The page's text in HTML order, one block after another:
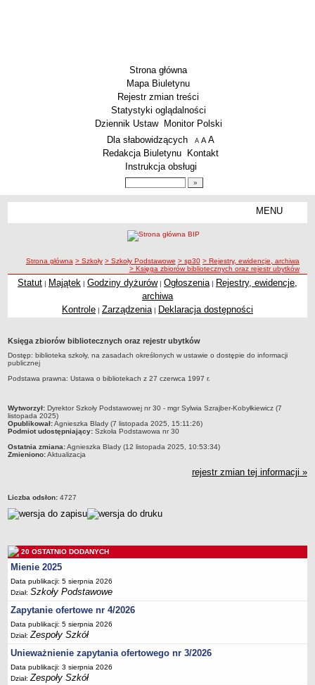
Strona główna
Mapa Biuletynu
Rejestr zmian treści
Statystyki oglądalności
Dziennik Ustaw
Monitor Polski
Menu dodatkowe
Dla słabowidzących A pomniejsz czcionkę
A standardowy rozmiar czcionki
A
Redakcja Biuletynu
Kontakt
Instrukcja obsługi
MENU
Licea
Zespoły Szkół
Techniczne Zakłady Naukowe
PRZEDSZKOLA
ARCHIWUM SZKÓŁ I PLACÓWEK
Zlikwidowane gimnazja
Przekształcone szkoły i placówki
SPECJALNE OŚRODKI SZKOLNO-WYCHOWAWCZE
Specjalny Ośrodek nr 1
Specjalny Ośrodek nr 5
Statut
Majątek
Ogłoszenie
Zarządzenia
Kontrole
Rejestry, ewidencje, archiwa
Sprawozdania
Deklaracja dostępności
PORADNIE PSYCHOLOGICZNO-PEDAGOGICZNE
Zespół Poradni
ścieżka nawigacji
Strona główna > Szkoły > Szkoły Podstawowe > sp30 > Rejestry, ewidencje, archiwa
> Księga zbiorów bibliotecznych oraz rejestr ubytków
Statut | Majątek | Godziny dyżurów| Ogłoszenia | Rejestry, ewidencje,
archiwa
Kontrole | Zarządzenia | Deklaracja dostępności
Księga zbiorów bibliotecznych oraz rejestr ubytków
Dostęp: biblioteka szkoły, na zasadach określonych w ustawie o dostępie do informacji
publicznej
Podstawa prawna: Ustawa o bibliotekach z 27 czerwca 1997 r.
metryczka
Wytworzył: Dyrektor Szkoły Podstawowej nr 30 - mgr Sylwia Szrajber-Kobyłkiewicz (7
listopada 2025)
Opublikował:Agnieszka Blady (7 listopada 2025, 15:11:26)
Podmiot udostępniający: Szkoła Podstawowa nr 30
Ostatnia zmiana:Agnieszka Blady (12 listopada 2025, 10:53:34)
Zmieniono:Aktualizacja
rejestr zmian tej informacji »
Liczba odsłon: 4727
20 OSTATNIO DODANYCH
Mienie 2025
Data publikacji: 5 sierpnia 2026
Dział:Szkoły Podstawowe
Zapytanie ofertowe nr 4/2026
Data publikacji: 5 sierpnia 2026
Dział:Zespoły Szkół
Unieważnienie zapytania ofertowego nr 3/2026
Data publikacji: 3 sierpnia 2026
Dział:Zespoły Szkół